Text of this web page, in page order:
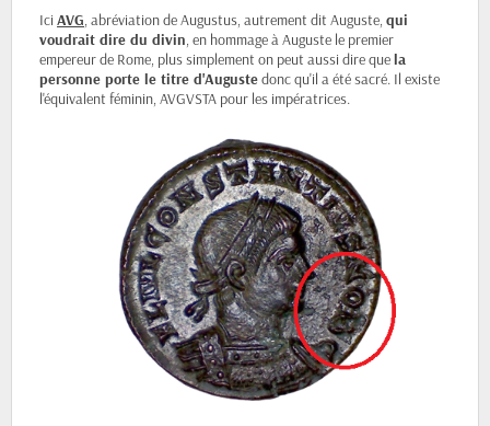
Ici AVG , abréviation de Augustus, autrement dit Auguste, qui
voudrait dire du divin , en hommage à Auguste le premier
empereur de Rome, plus simplement on peut aussi dire quela
personne porte le titre d'Augustedonc qu'il a été sacré. Il existe
l'équivalent féminin, AVGVSTA pour les impératrices.